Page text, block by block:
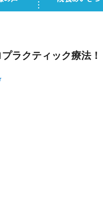
ラクティック療法！